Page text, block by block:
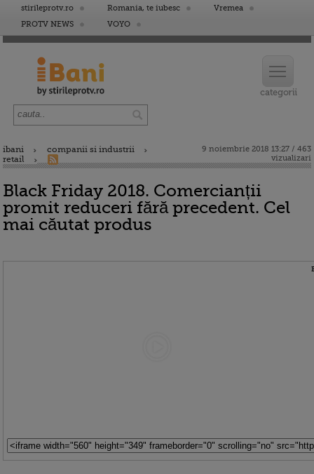
stirileprotv.ro Romania, te iubesc
Vremea
PROTV NEWS
VOYO
ibani
companii si industrii
retail
9 noiembrie 2018 13:27 / 463
vizualizari
Black Friday 2018. Comercianții
promit reduceri fără precedent. Cel
mai căutat produs